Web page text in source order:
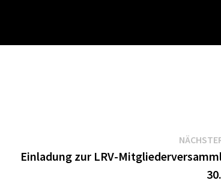
Einladung zur LRV-